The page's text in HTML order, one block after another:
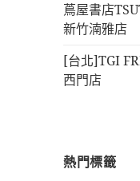
蔦屋書店
新竹湳雅店
[台北]TGI
西門店
熱門標籤